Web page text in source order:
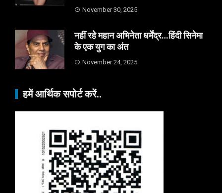
November 30, 2025
नहीं रहे महान अभिनेता धर्मेंद्र…हिंदी सिनेमा
के एक युग का अंत
November 24, 2025
हमें आर्थिक सपोर्ट करें..